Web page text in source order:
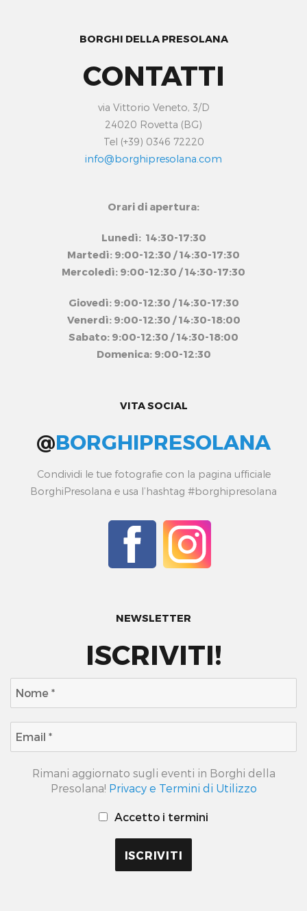
BORGHI DELLA PRESOLANA
CONTATTI
via Vittorio Veneto, 3/D
24020 Rovetta (BG)
Tel (+39) 0346 72220
info@borghipresolana.com
Orari di apertura:
Lunedì: 14:30-17:30
Martedì: 9:00-12:30 / 14:30-17:30
Mercoledì: 9:00-12:30 / 14:30-17:30
Giovedì: 9:00-12:30 / 14:30-17:30
Venerdì: 9:00-12:30 / 14:30-18:00
Sabato: 9:00-12:30 / 14:30-18:00
Domenica: 9:00-12:30
VITA SOCIAL
@BORGHIPRESOLANA
Condividi le tue fotografie con la pagina ufficiale
BorghiPresolana e usa l’hashtag #borghipresolana
NEWSLETTER
ISCRIVITI!
Rimani aggiornato sugli eventi in Borghi della
Presolana! Privacy e Termini di Utilizzo
Accetto i termini